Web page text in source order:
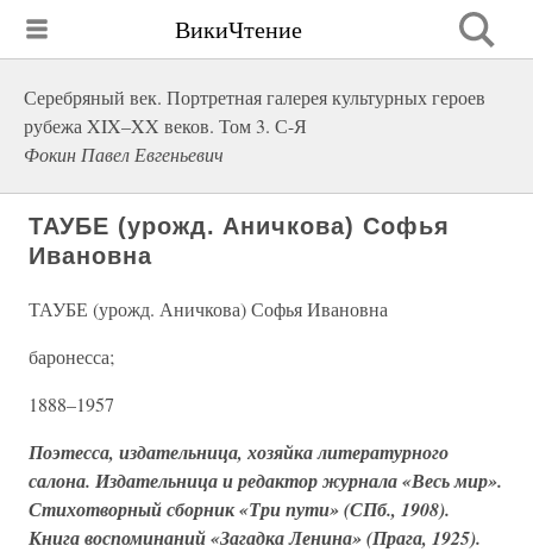
ВикиЧтение
Серебряный век. Портретная галерея культурных героев
рубежа XIX–XX веков. Том 3. С-Я
Фокин Павел Евгеньевич
ТАУБЕ (урожд. Аничкова) Софья
Ивановна
ТАУБЕ (урожд. Аничкова) Софья Ивановна
баронесса;
1888–1957
Поэтесса, издательница, хозяйка литературного
салона. Издательница и редактор журнала «Весь мир».
Стихотворный сборник «Три пути» (СПб., 1908).
Книга воспоминаний «Загадка Ленина» (Прага, 1925).